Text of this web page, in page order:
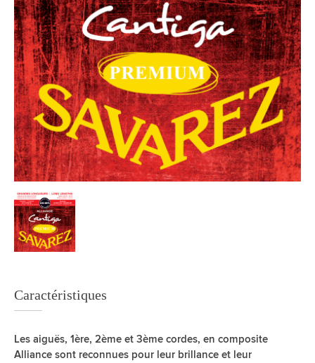
Caractéristiques
Les aiguës, 1ère, 2ème et 3ème cordes, en composite
Alliance sont reconnues pour leur brillance et leur